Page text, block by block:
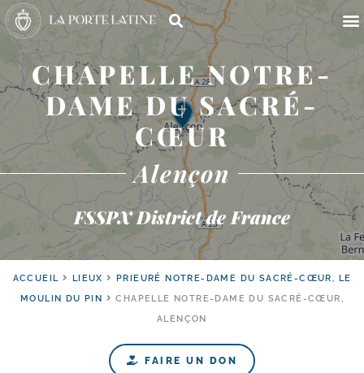
CHAPELLE NOTRE-
DAME DU SACRÉ-
CŒUR
Alençon
FSSPX District de France
ACCUEIL LIEUX
PRIEURÉ NOTRE-DAME DU SACRÉ-CŒUR, LE
MOULIN DU PIN
CHAPELLE NOTRE-DAME DU SACRÉ-CŒUR,
ALENÇON
FAIRE UN DON